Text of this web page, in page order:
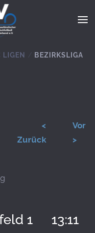
LIGEN
BEZIRKSLIGA
<
Zurück
Vor
>
1 13:11